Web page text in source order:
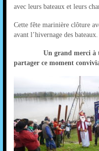
avec leurs bateaux et leurs
Cette fête marinière clôture
avant l’hivernage des bateaux.
Un grand merci à
partager ce moment